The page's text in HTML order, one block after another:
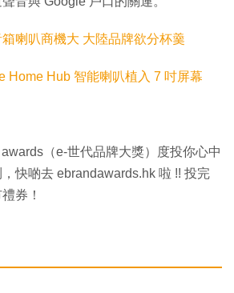
喇叭商機大 大陸品牌欲分杯羹
Home Hub 智能喇叭植入 7 吋屏幕
（e-世代品牌大獎）度投你心中
快啲去 ebrandawards.hk 啦 !! 投完
券！